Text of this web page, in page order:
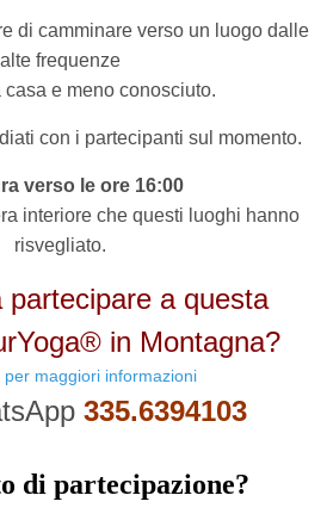
di camminare verso un luogo dalle
alte frequenze
casa e meno conosciuto.
con i partecipanti sul momento.
verso le ore 16:00
interiore che questi luoghi hanno
risvegliato.
partecipare a questa
in Montagna?
per maggiori informazioni
335.6394103
di partecipazione?